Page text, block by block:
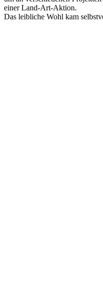
einer Land-Art-Aktion.
Das leibliche Wohl kam